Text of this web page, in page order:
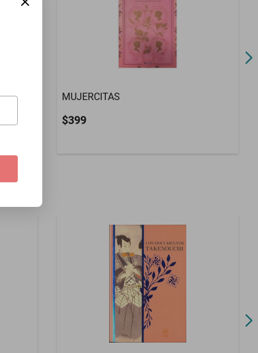
MUJERCITAS
$399